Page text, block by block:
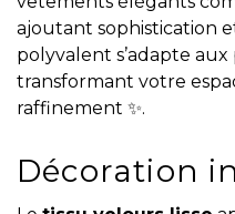
ajoutant sophistication
polyvalent s’adapte
transformant votre
raffinement ✨.
Décoration